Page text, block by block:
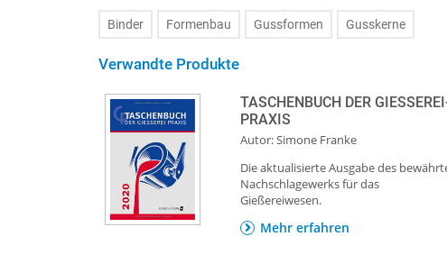
Binder Formenbau Gussformen Gusskerne
Verwandte Produkte
TASCHENBUCH DER GIESSEREI-
RAXIS
Autor: Simone Franke
Die aktualisierte Ausgabe des
Nachschlagewerks für das
Gießereiwesen.
Mehr erfahren